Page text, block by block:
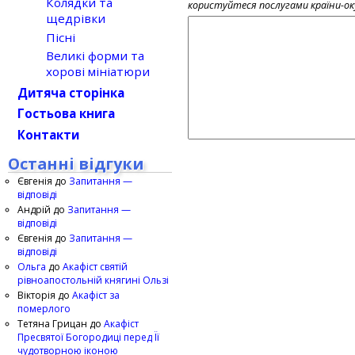
користуйтеся послугами країни-
щедрівки
Пісні
Великі форми та
хорові мініатюри
Дитяча сторінка
Гостьова книга
Контакти
Останні відгуки
Євгенія до Запитання —
відповіді
Андрій до Запитання —
відповіді
Євгенія до Запитання —
відповіді
Ольга до Акафіст святій
рівноапостольній княгині Ользі
Вікторія до Акафіст за
померлого
Тетяна Грицан до Акафіст
Пресвятої Богородиці перед Її
чудотворною іконою